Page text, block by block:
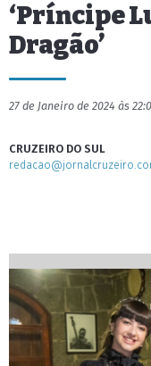
‘Príncipe
Dragão’
27 de Janeiro de 2024 às
CRUZEIRO DO SUL